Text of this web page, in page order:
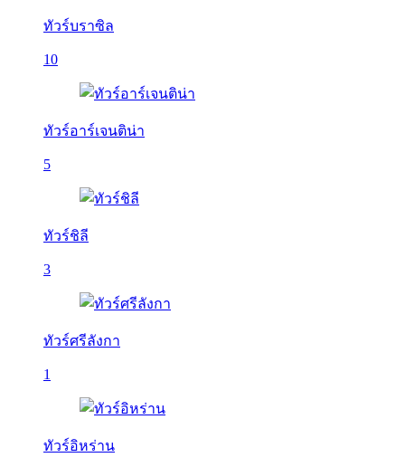
ทัวร์บราซิล
10
ทัวร์อาร์เจนติน่า
5
ทัวร์ชิลี
3
ทัวร์ศรีลังกา
1
ทัวร์อิหร่าน